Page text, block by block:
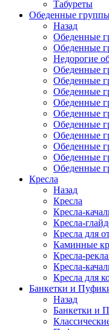
Табуреты
Обеденные
Назад
Обеденные
Обеденные
Недорогие
Обеденные
Обеденные
Обеденные
Обеденные
Обеденные
Обеденные
Обеденные
Обеденные
Обеденные
Обеденные
Кресла
Назад
Кресла
Кресла-
Кресла-
Кресла для
Каминные
Кресла-
Кресла-
Кресла для
Банкетки и
Назад
Банкетки и